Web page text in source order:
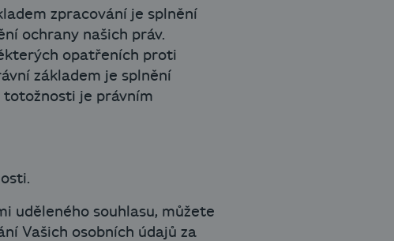
zpracování je splnění
ochrany našich práv.
opatřeních proti
základem je splnění
totožnosti je právním
uděleného souhlasu, můžete
Vašich osobních údajů za